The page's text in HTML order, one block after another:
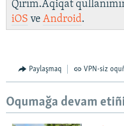
Qırım.Aqiqat
iOS ve Android.
Paylaşmaq VPN-siz
Oqumağa devam